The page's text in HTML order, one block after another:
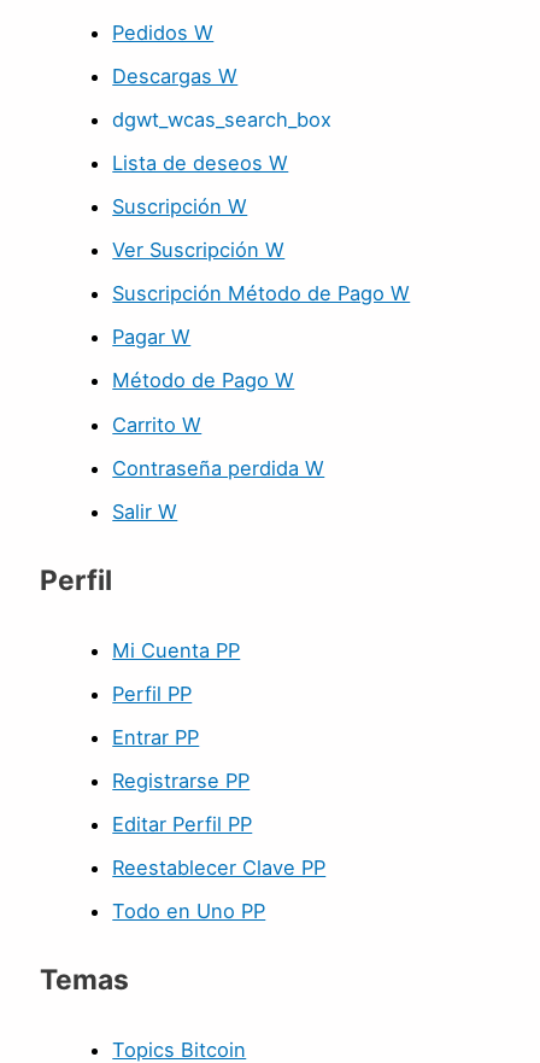
Pedidos W
Descargas W
dgwt_wcas_search_box
Lista de deseos W
Suscripción W
Ver Suscripción W
Suscripción Método de Pago W
Pagar W
Método de Pago W
Carrito W
Contraseña perdida W
Salir W
Perfil
Mi Cuenta PP
Perfil PP
Entrar PP
Registrarse PP
Editar Perfil PP
Reestablecer Clave PP
Todo en Uno PP
Temas
Topics Bitcoin